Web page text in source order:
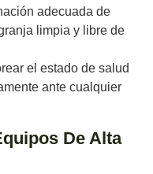
adecuada de
limpia y libre de
el estado de salud
ante cualquier
De Alta